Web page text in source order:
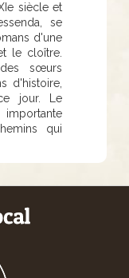
siècle et
se
d'une
le cloître.
sœurs
d'histoire,
jour. Le
qui